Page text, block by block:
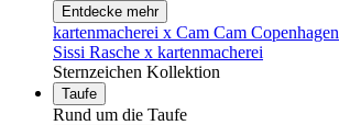
Entdecke mehr
kartenmacherei x Cam Cam Copenhagen
Sissi Rasche x kartenmacherei
Sternzeichen Kollektion
Taufe
Rund um die Taufe